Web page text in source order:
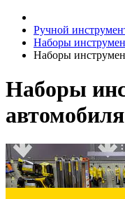
Ручной
Наборы
Наборы
Наборы
автомобиля